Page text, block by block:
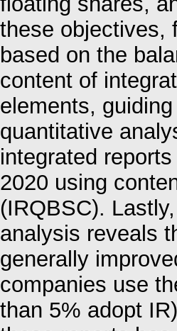
these objectives,
based on the
content of
elements,
quantitative
integrated
2020 using
(IRQBSC).
analysis reveals
generally
companies use
than 5% adopt